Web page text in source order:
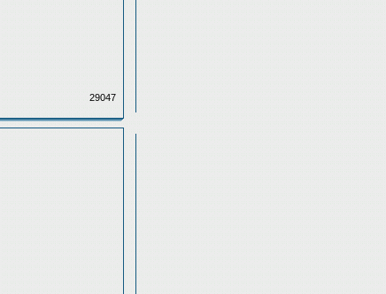
29047